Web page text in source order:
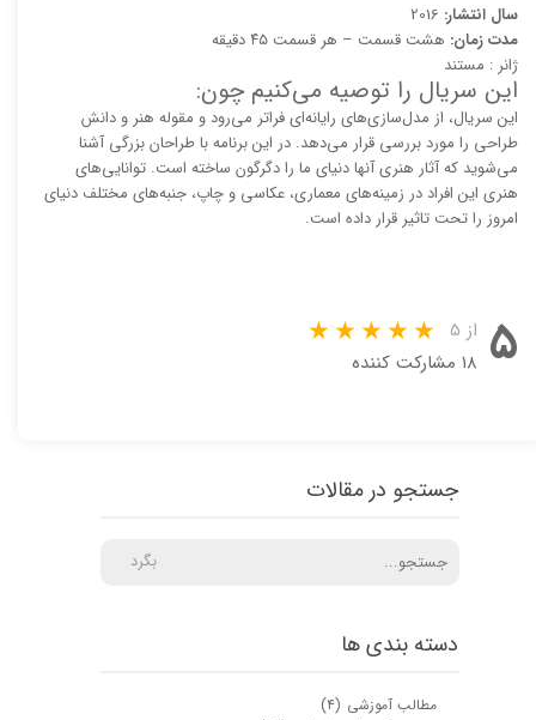
سال انتشار:
مدت زمان: هشت قسمت – هر قسمت ۴۵ دقیقه
ژانر : مستند
این سریال را توصیه می‌کنیم چون:
این سریال، از مدل‌سازی‌های رایانه‌ای فراتر می‌رود و مقوله هنر و دانش
طراحی را مورد بررسی قرار می‌دهد. در این برنامه با طراحان بزرگی آشنا
می‌شوید که آثار هنری آنها دنیای ما را دگرگون ساخته است. توانایی‌های
هنری این افراد در زمینه‌های معماری، عکاسی و چاپ، جنبه‌های مختلف دنیای
امروز را تحت تاثیر قرار داده است.
۵ از ۵
۱۸ مشارکت کننده
دسته بندی ها
مطالب آموزشی (۴)
جستجو در مقالات
بگرد